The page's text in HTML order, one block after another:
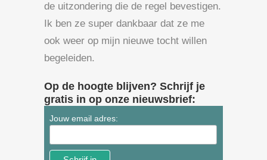
de uitzondering die de regel bevestigen.
Ik ben ze super dankbaar dat ze me
ook weer op mijn nieuwe tocht willen
begeleiden.
Op de hoogte blijven? Schrijf je
gratis in op onze nieuwsbrief:
Jouw email adres: